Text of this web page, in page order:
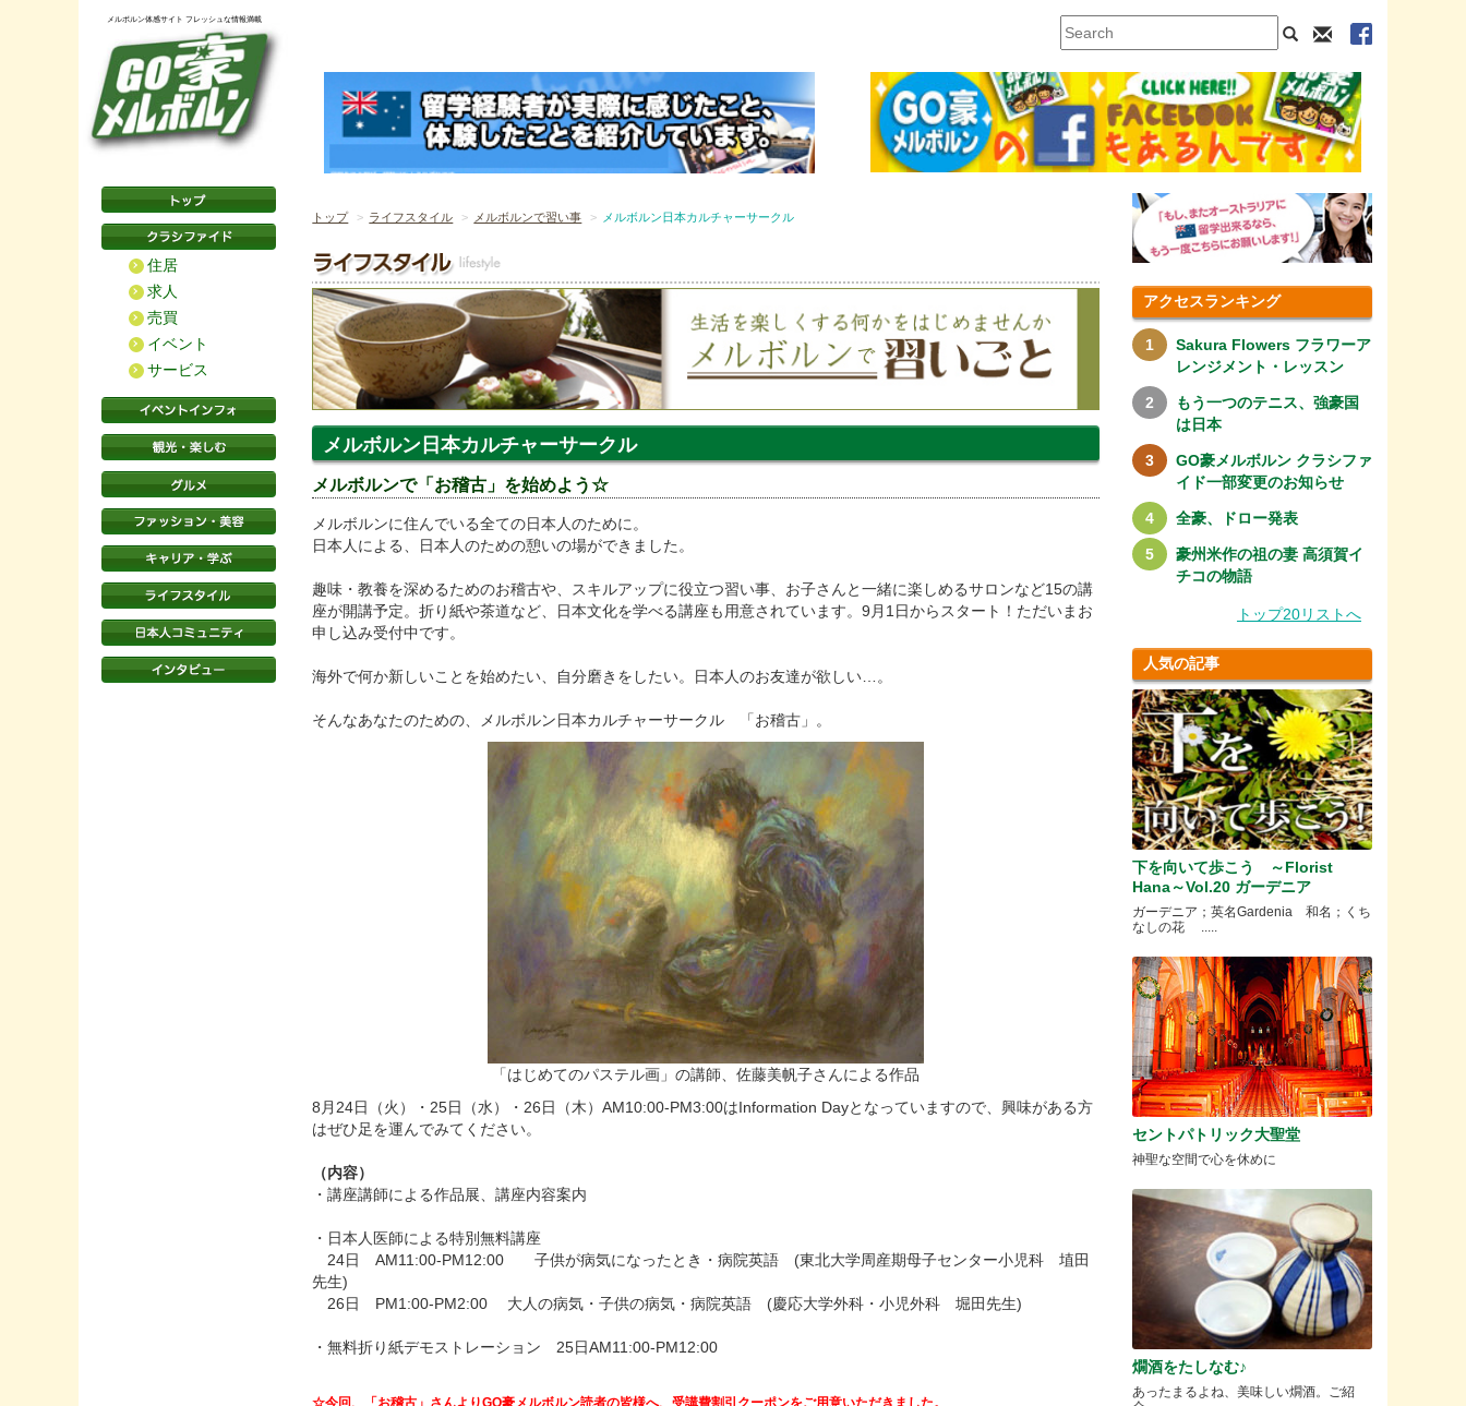
メルボルン体感サイト フレッシュな情報満載
住居
求人
売買
イベント
サービス
トップ ライフスタイル メルボルンで習い事 メルボルン日本カルチャーサークル
メルボルン日本カルチャーサークル
メルボルンで「お稽古」を始めよう☆
メルボルンに住んでいる全ての日本人のために。
日本人による、日本人のための憩いの場ができました。
趣味・教養を深めるためのお稽古や、スキルアップに役立つ習い事、お子さんと一緒に楽しめるサロンなど15の講
座が開講予定。折り紙や茶道など、日本文化を学べる講座も用意されています。9月1日からスタート！ただいまお
申し込み受付中です。
海外で何か新しいことを始めたい、自分磨きをしたい。日本人のお友達が欲しい…。
そんなあなたのための、メルボルン日本カルチャーサークル 「お稽古」。
「はじめてのパステル画」の講師、佐藤美帆子さんによる作品
8月24日（火）・25日（水）・26日（木）AM10:00-PM3:00はInformation Dayとなっていますので、興味がある方
はぜひ足を運んでみてください。
（内容）
・講座講師による作品展、講座内容案内
・日本人医師による特別無料講座
24日 AM11:00-PM12:00 子供が病気になったとき・病院英語 (東北大学周産期母子センター小児科 埴田
先生)
26日 PM1:00-PM2:00 大人の病気・子供の病気・病院英語 (慶応大学外科・小児外科 堀田先生)
・無料折り紙デモストレーション 25日AM11:00-PM12:00
☆今回、「お稽古」さんよりGO豪メルボルン読者の皆様へ、受講費割引クーポンをご用意いただきました。
アクセスランキング
Sakura Flowers フラワーア
レンジメント・レッスン
もう一つのテニス、強豪国
は日本
GO豪メルボルン クラシファ
イド一部変更のお知らせ
全豪、ドロー発表
豪州米作の祖の妻 高須賀イ
チコの物語
トップ20リストへ
人気の記事
下を向いて歩こう ～Florist
Hana～Vol.20 ガーデニア
ガーデニア；英名Gardenia 和名；くち
なしの花 .....
セントパトリック大聖堂
神聖な空間で心を休めに
燗酒をたしなむ♪
あったまるよね、美味しい燗酒。ご紹